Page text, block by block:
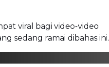
viral bagi video-video
sedang ramai dibahas ini.